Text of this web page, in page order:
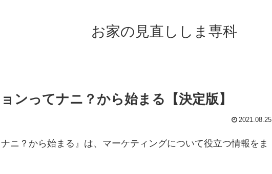
お家の見直ししま専科
ンってナニ？から始まる【決定版】
2021.08.25
ニ？から始まる』は、マーケティングについて役立つ情報をま